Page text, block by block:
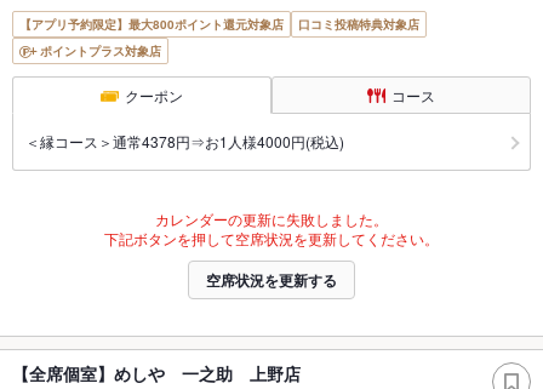
【アプリ予約限定】最大800ポイント還元対象店
口コミ投稿特典対象店
ポイントプラス対象店
クーポン コース
＜縁コース＞通常4378円⇒お1人様4000円(税込)
カレンダーの更新に失敗しました。
下記ボタンを押して空席状況を更新してください。
空席状況を更新する
【全席個室】めしや 一之助 上野店